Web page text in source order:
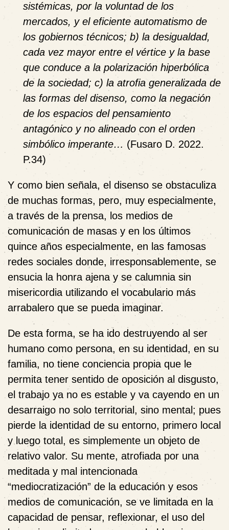
sistémicas, por la voluntad de los
mercados, y el eficiente automatismo de
los gobiernos técnicos; b) la desigualdad,
cada vez mayor entre el vértice y la base
que conduce a la polarización hiperbólica
de la sociedad; c) la atrofia generalizada de
las formas del disenso, como la negación
de los espacios del pensamiento
antagónico y no alineado con el orden
simbólico imperante… (Fusaro D. 2022.
P.34)
Y como bien señala, el disenso se obstaculiza
de muchas formas, pero, muy especialmente,
a través de la prensa, los medios de
comunicación de masas y en los últimos
quince años especialmente, en las famosas
redes sociales donde, irresponsablemente, se
ensucia la honra ajena y se calumnia sin
misericordia utilizando el vocabulario más
arrabalero que se pueda imaginar.
De esta forma, se ha ido destruyendo al ser
humano como persona, en su identidad, en su
familia, no tiene conciencia propia que le
permita tener sentido de oposición al disgusto,
el trabajo ya no es estable y va cayendo en un
desarraigo no solo territorial, sino mental; pues
pierde la identidad de su entorno, primero local
y luego total, es simplemente un objeto de
relativo valor. Su mente, atrofiada por una
meditada y mal intencionada
“mediocratización” de la educación y esos
medios de comunicación, se ve limitada en la
capacidad de pensar, reflexionar, el uso del